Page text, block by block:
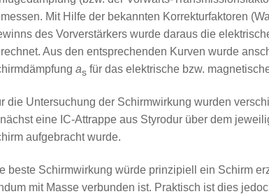
Mit Hilfe der bekannten Korrekturfaktoren
des Vorverstärkers wurde daraus die
Aus den entsprechenden Kurven wurde
as für das elektrische bzw.
die Untersuchung der Schirmwirkung wurden
eine IC-Attrappe aus Styrodur über dem
aufgebracht wurde.
beste Schirmwirkung würde prinzipiell ein Schirm
mit Masse verbunden ist. Praktisch ist dies